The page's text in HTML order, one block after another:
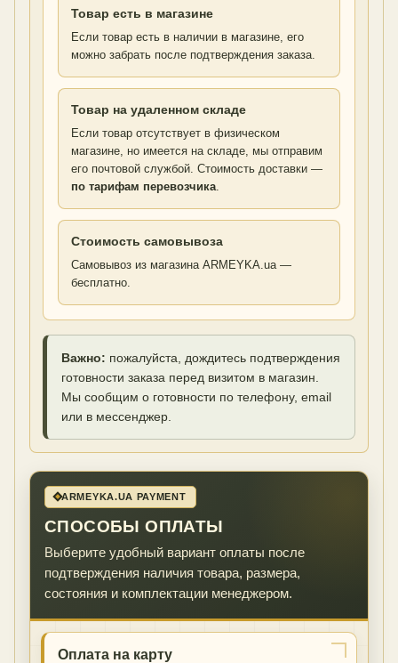
Товар есть в магазине
Если товар есть в наличии в магазине, его
можно забрать после подтверждения заказа.
Товар на удаленном складе
Если товар отсутствует в физическом
магазине, но имеется на складе, мы отправим
его почтовой службой. Стоимость доставки —
по тарифам перевозчика
Стоимость самовывоза
Самовывоз из магазина ARMEYKA.ua —
бесплатно.
Важно: пожалуйста, дождитесь подтверждения
готовности заказа перед визитом в магазин.
Мы сообщим о готовности по телефону, email
или в мессенджер.
ARMEYKA.UA PAYMENT
СПОСОБЫ ОПЛАТЫ
Выберите удобный вариант оплаты после
подтверждения наличия товара, размера,
состояния и комплектации менеджером.
Оплата на карту